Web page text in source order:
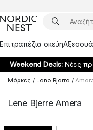
Επιτραπέζια σκεύη
Weekend Deals: Νέες
Μάρκες / Lene Bjerre / Amera
Lene Bjerre Amera